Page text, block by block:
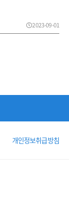
2023-09-01
개인정보취급방침